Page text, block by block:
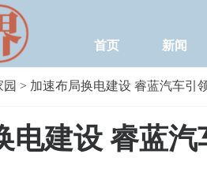
首页 新闻
园 > 加速布局换电建设 睿蓝汽车引
电建设 睿蓝